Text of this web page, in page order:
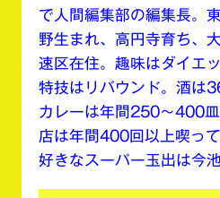
で人間編集部の編集長。
野生まれ、高円寺育ち、
速区在住。趣味はダイエッ
特技はリバウンド。酒は
カレーは年間250〜400
店は年間400回以上喫って
好きなスーパー玉出は今池